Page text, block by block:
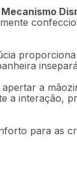
apertar a
a interação,
para as